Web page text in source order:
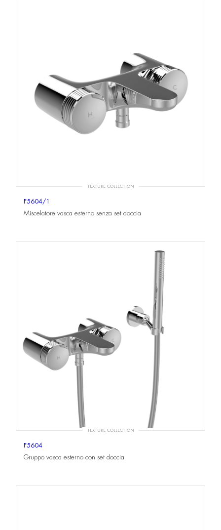
TEXTURE COLLECTION
F5604/1
Miscelatore vasca esterno senza set doccia
TEXTURE COLLECTION
F5604
Gruppo vasca esterno con set doccia